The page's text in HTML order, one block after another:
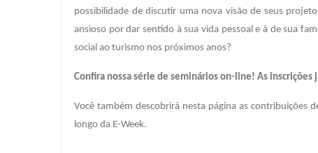
possibilidade de discutir uma nova visão de seus
ansioso por dar sentido à sua vida pessoal e à de sua
social ao turismo nos próximos anos?
Confira nossa série de seminários on-line! As inscrições
Você também descobrirá nesta página as contribuições
longo da E-Week.